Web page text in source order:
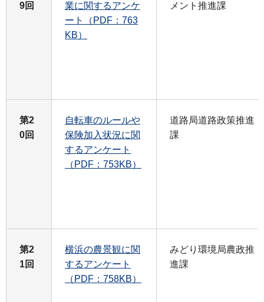
9回
業に関するアンケ
ート（PDF：763
KB）
メント推進課
第2
0回
自転車のルールや
保険加入状況に関
するアンケート
（PDF：753KB）
道路局道路政策推進
課
第2
1回
横浜の農景観に関
するアンケート
（PDF：758KB）
みどり環境局農政推
進課